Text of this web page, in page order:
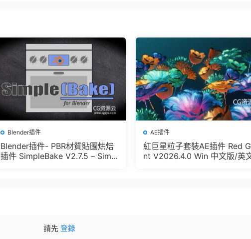
Blender插件
Blender插件- PBR材質貼圖烘焙
插件 SimpleBake V2.7.5 – Simpl
AE插件
紅巨星粒子套裝AE插件 Red
nt V2026.4.0 Win 中文版/英
請先 登錄